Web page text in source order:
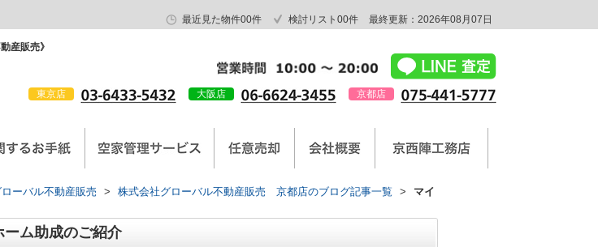
最近見た物件00件 検討リスト 00件 最終更新：2026年08月07日
産販売》
東京店 大阪店 京都店
ーバル不動産販売 > 株式会社グローバル不動産販売 京都店のブログ記事一覧 >
マイ
ム助成のご紹介